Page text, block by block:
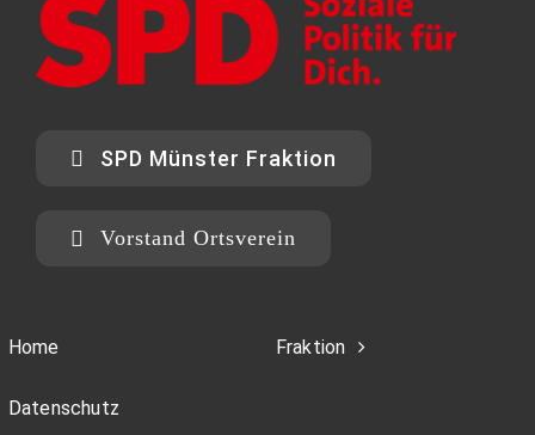
SPD Münster Fraktion
Vorstand Ortsverein
Home
Datenschutz
Fraktion